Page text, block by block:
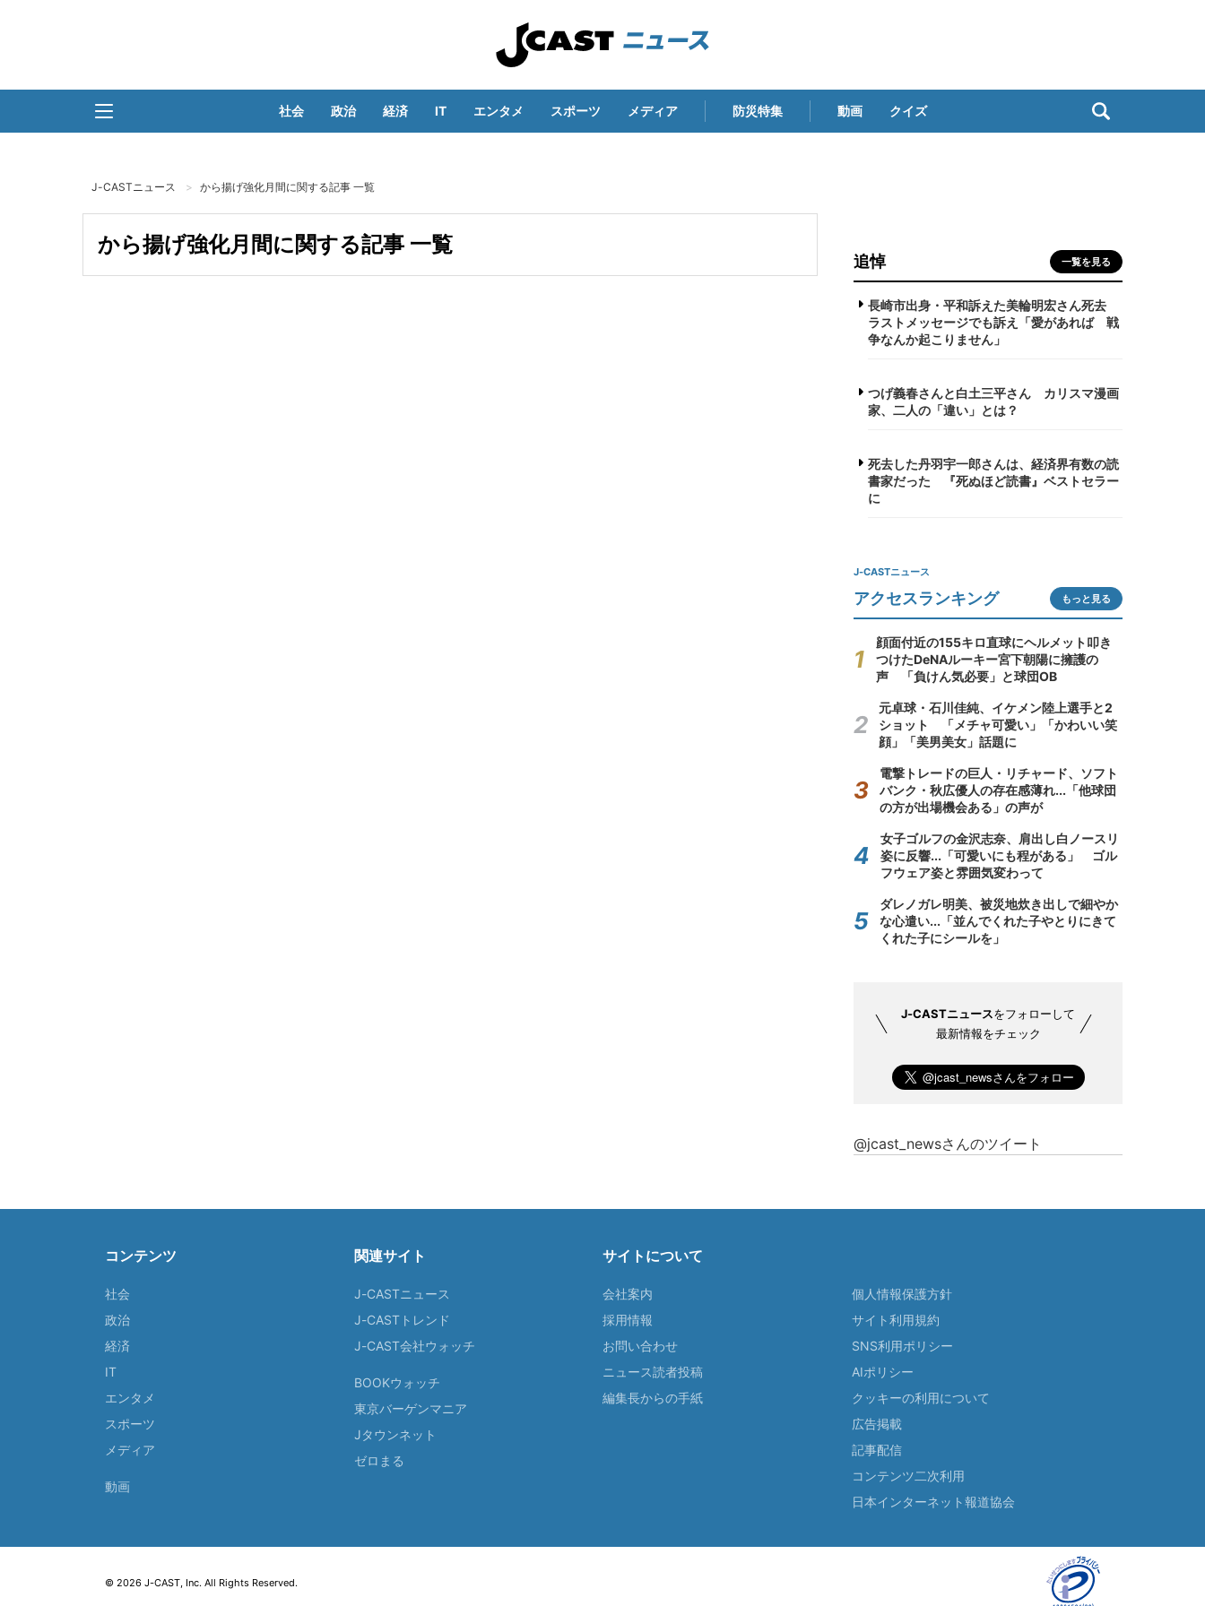
社会 政治 経済 IT エンタメ スポーツ メディア 防災特集 動画 クイズ
J-CASTニュース から揚げ強化月間に関する記事 一覧
から揚げ強化月間に関する記事 一覧
追悼 一覧を見る
長崎市出身・平和訴えた美輪明宏さん死去
ラストメッセージでも訴え「愛があれば 戦
争なんか起こりません」
つげ義春さんと白土三平さん カリスマ漫画
家、二人の「違い」とは？
死去した丹羽宇一郎さんは、経済界有数の読
書家だった 『死ぬほど読書』ベストセラー
に
J-CASTニュース
アクセスランキング もっと見る
顔面付近の155キロ直球にヘルメット叩き
つけたDeNAルーキー宮下朝陽に擁護の
声 「負けん気必要」と球団OB
元卓球・石川佳純、イケメン陸上選手と2
ショット 「メチャ可愛い」「かわいい笑
顔」「美男美女」話題に
電撃トレードの巨人・リチャード、ソフト
バンク・秋広優人の存在感薄れ...「他球団
の方が出場機会ある」の声が
女子ゴルフの金沢志奈、肩出し白ノースリ
姿に反響...「可愛いにも程がある」 ゴル
フウェア姿と雰囲気変わって
ダレノガレ明美、被災地炊き出しで細やか
な心遣い...「並んでくれた子やとりにきて
くれた子にシールを」
J-CASTニュースをフォローして
最新情報をチェック
@jcast_newsさんのツイート
コンテンツ
社会
政治
経済
IT
エンタメ
スポーツ
メディア
動画
関連サイト
J-CASTニュース
J-CASTトレンド
J-CAST会社ウォッチ
BOOKウォッチ
東京バーゲンマニア
Jタウンネット
ゼロまる
サイトについて
会社案内
採用情報
お問い合わせ
ニュース読者投稿
編集長からの手紙
個人情報保護方針
サイト利用規約
SNS利用ポリシー
AIポリシー
クッキーの利用について
広告掲載
記事配信
コンテンツ二次利用
日本インターネット報道協会
© 2026 J-CAST, Inc. All Rights Reserved.